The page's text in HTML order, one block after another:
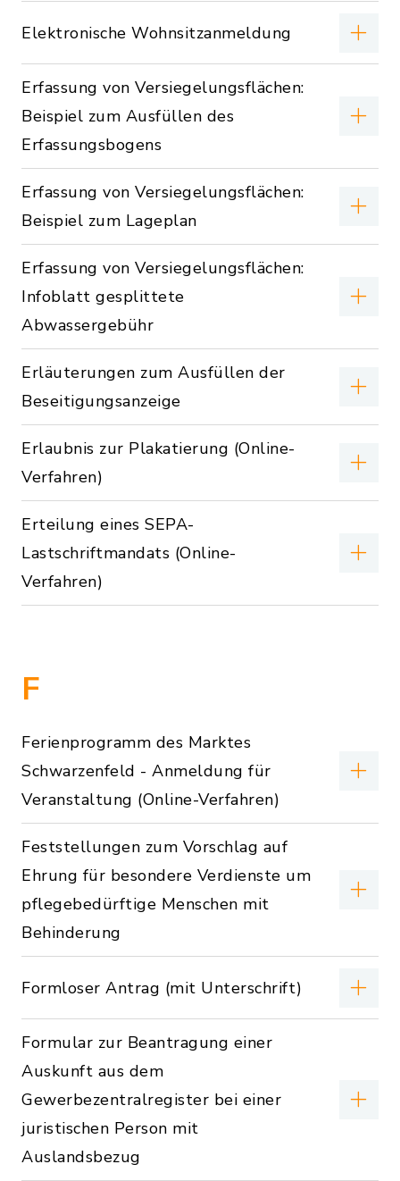
Elektronische Wohnsitzanmeldung
Erfassung von Versiegelungsflächen:
Beispiel zum Ausfüllen des
Erfassungsbogens
Erfassung von Versiegelungsflächen:
Beispiel zum Lageplan
Erfassung von Versiegelungsflächen:
Infoblatt gesplittete
Abwassergebühr
Erläuterungen zum Ausfüllen der
Beseitigungsanzeige
Erlaubnis zur Plakatierung (Online-
Verfahren)
Erteilung eines SEPA-
Lastschriftmandats (Online-
Verfahren)
F
Ferienprogramm des Marktes
Schwarzenfeld - Anmeldung für
Veranstaltung (Online-Verfahren)
Feststellungen zum Vorschlag auf
Ehrung für besondere Verdienste um
pflegebedürftige Menschen mit
Behinderung
Formloser Antrag (mit Unterschrift)
Formular zur Beantragung einer
Auskunft aus dem
Gewerbezentralregister bei einer
juristischen Person mit
Auslandsbezug